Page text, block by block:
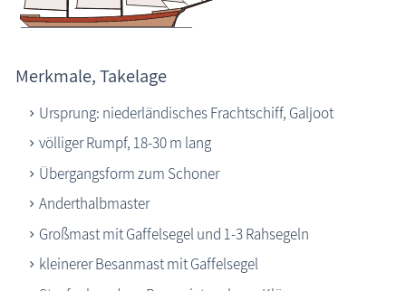
die Natur erleben
Maritimes
Morse ABC
Bark
Merkmale, Takelage
Ursprung: niederländisches Frachtschiff, Galjoot
völliger Rumpf, 18-30 m lang
Übergangsform zum Schoner
Anderthalbmaster
Großmast mit Gaffelsegel und 1-3 Rahsegeln
kleinerer Besanmast mit Gaffelsegel